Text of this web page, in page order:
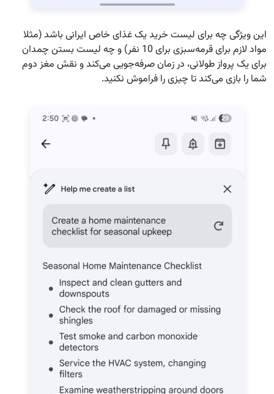
این ویژگی چه برای لیست خرید یک غذای خاص ایرانی باشد (مثلا
مواد لازم برای قرمه‌سبزی برای 10 نفر) و چه لیست بستن چمدان
برای یک پرواز طولانی، در زمان صرفه‌جویی می‌کند و نقش مغز دوم
شما را بازی می‌کند تا چیزی را فراموش نکنید.